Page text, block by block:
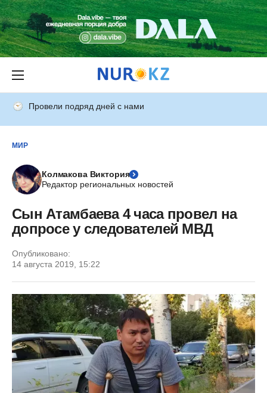
Провели подряд дней с нами
МИР
Колмакова Виктория
Редактор региональных новостей
Сын Атамбаева 4 часа провел на
допросе у следователей МВД
Опубликовано:
14 августа 2019, 15:22